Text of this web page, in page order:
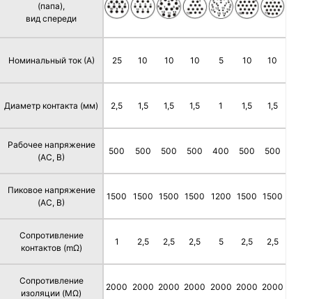
(папа),
вид спереди
Номинальный ток (А)
Диаметр контакта (мм)
Рабочее напряжение
(AC, В)
Пиковое напряжение
(AC, В)
Сопротивление
контактов (mΩ)
Сопротивление
изоляции (MΩ)
25
2,5
500
1500
1
2000
10
1,5
500
1500
2,5
2000
10
1,5
500
1500
2,5
2000
10
1,5
500
1500
2,5
2000
5
1
400
1200
5
2000
10
1,5
500
1500
2,5
2000
10
1,5
500
1500
2,5
2000